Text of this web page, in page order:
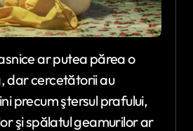
ar putea părea o
dar cercetătorii au
precum ştersul prafului,
şi spălatul geamurilor ar